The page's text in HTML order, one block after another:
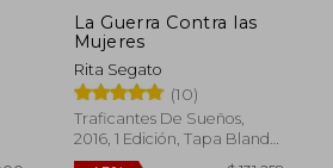
La Guerra Contra las
Mujeres
Rita Segato
(10)
Traficantes De Sueños,
2016, 1 Edición, Tapa Blanda,
Nuevo